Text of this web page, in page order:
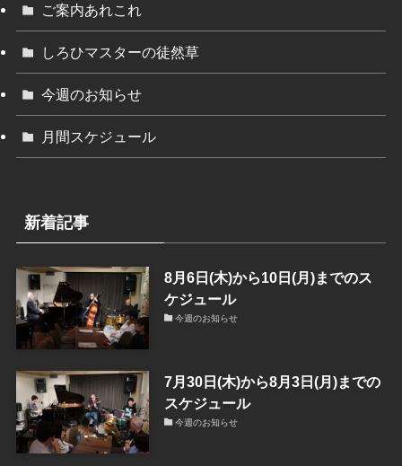
ご案内あれこれ
しろひマスターの徒然草
今週のお知らせ
月間スケジュール
新着記事
8月6日(木)から10日(月)までのス
ケジュール
今週のお知らせ
7月30日(木)から8月3日(月)までの
スケジュール
今週のお知らせ